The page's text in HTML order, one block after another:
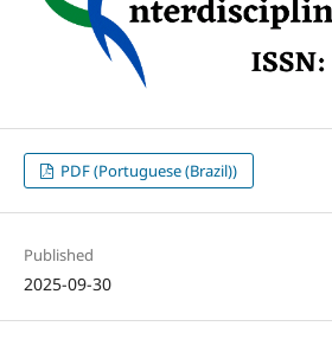
PDF (Portuguese (Brazil))
Published
2025-09-30